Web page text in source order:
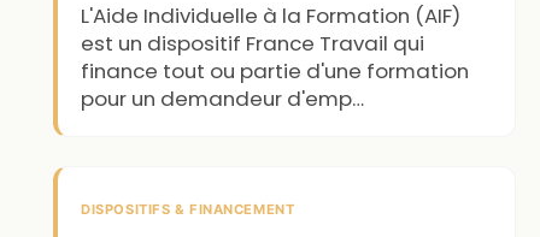
L'Aide Individuelle à la Formation (AIF)
est un dispositif France Travail qui
finance tout ou partie d'une formation
pour un demandeur d'emp…
DISPOSITIFS & FINANCEMENT